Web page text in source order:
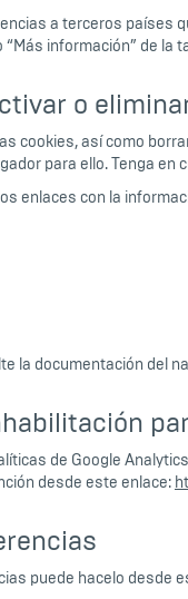
a terceros países
información” de la
o
cookies, así como
para ello. Tenga
enlaces con la
la documentación del
de Google
desde este enlace:
puede hacelo desde